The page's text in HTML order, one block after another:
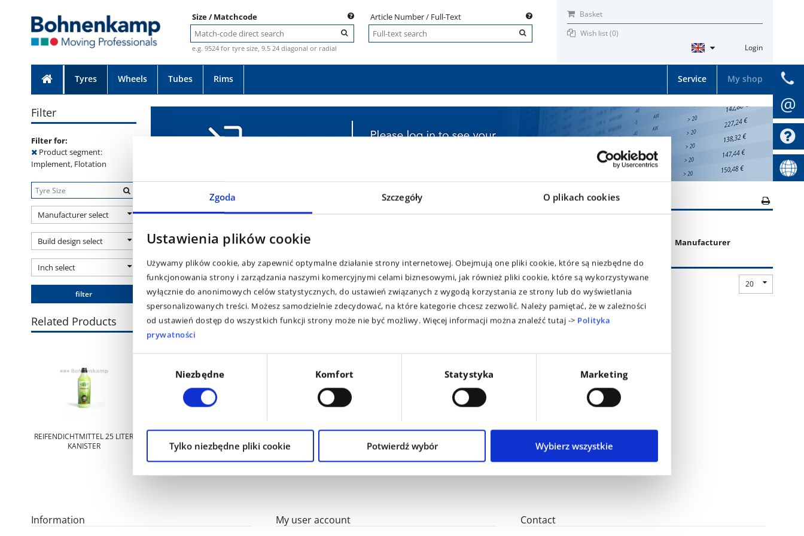
Zgoda Szczegóły O plikach cookies
Ustawienia plików cookie
Używamy plików cookie, aby zapewnić optymalne działanie strony internetowej. Obejmują one pliki cookie, które są niezbędne do
funkcjonowania strony i zarządzania naszymi komercyjnymi celami biznesowymi, jak również pliki cookie, które są wykorzystywane
wyłącznie do anonimowych celów statystycznych, do ustawień związanych z wygodą korzystania ze strony lub do wyświetlania
spersonalizowanych treści. Możesz samodzielnie zdecydować, na które kategorie chcesz zezwolić. Należy pamiętać, że w zależności
od ustawień dostęp do wszystkich funkcji strony może nie być możliwy. Więcej informacji można znaleźć tutaj -> Polityka
prywatności
Niezbędne Komfort Statystyka Marketing
Tylko niezbędne pliki cookie Potwierdź wybór Wybierz wszystkie
Article Number / Full-Text
Size / Matchcode
e.g. 9524 for tyre size, 9.5 24 diagonal or radial
Basket
Wish list (0)
Login
Tyres Wheels Tubes Rims My shop
Service
(2 product(s))
Art.-Nr. Subgroup Manufacturer
20
Filter
Filter for:
Product segment:
Implement, Flotation
Manufacturer select
Build design select
Inch select
filter
Related Products
REIFENDICHTMITTEL 25 LITER
KANISTER
Information My user account Contact
@